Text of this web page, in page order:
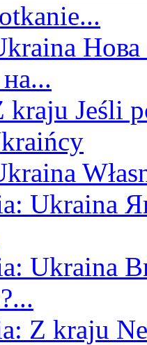
Нова
kraju Jeśli
Ukraina
Ukraina
Z kraju